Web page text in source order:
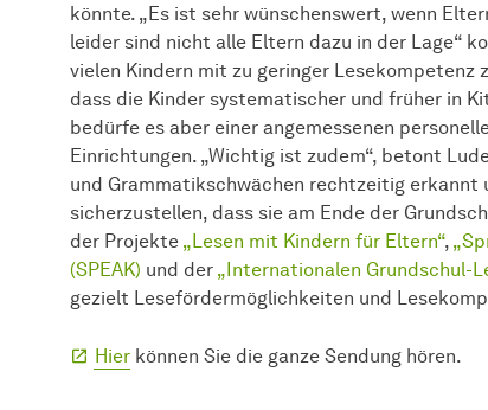
könnte. „Es ist sehr wünschenswert, wenn
leider sind nicht alle Eltern dazu in der Lage“
vielen Kindern mit zu geringer Lesekompetenz
dass die Kinder systematischer und früher in
bedürfe es aber einer angemessenen
Einrichtungen. „Wichtig ist zudem“, betont
und Grammatikschwächen rechtzeitig erkannt
sicherzustellen, dass sie am Ende der
der Projekte „Lesen mit Kindern für Eltern“,
(SPEAK) und der „Internationalen Grundschul-
gezielt Lesefördermöglichkeiten und
Hier können Sie die ganze Sendung hören.